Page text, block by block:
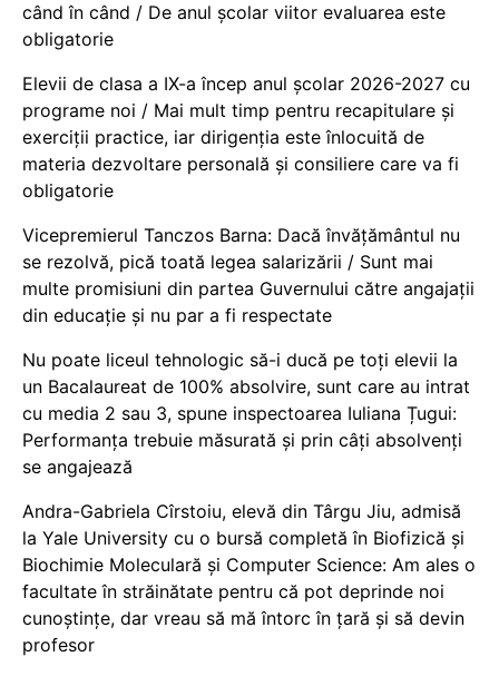
când în când / De anul școlar viitor evaluarea este
obligatorie
Elevii de clasa a IX-a încep anul școlar 2026-2027 cu
programe noi / Mai mult timp pentru recapitulare și
exerciții practice, iar dirigenția este înlocuită de
materia dezvoltare personală și consiliere care va fi
obligatorie
Vicepremierul Tanczos Barna: Dacă învățământul nu
se rezolvă, pică toată legea salarizării / Sunt mai
multe promisiuni din partea Guvernului către angajații
din educație și nu par a fi respectate
Nu poate liceul tehnologic să-i ducă pe toți elevii la
un Bacalaureat de 100% absolvire, sunt care au intrat
cu media 2 sau 3, spune inspectoarea Iuliana Țugui:
Performanța trebuie măsurată și prin câți absolvenți
se angajează
Andra-Gabriela Cîrstoiu, elevă din Târgu Jiu, admisă
la Yale University cu o bursă completă în Biofizică și
Biochimie Moleculară și Computer Science: Am ales o
facultate în străinătate pentru că pot deprinde noi
cunoștințe, dar vreau să mă întorc în țară și să devin
profesor